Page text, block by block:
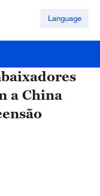
Language
a China